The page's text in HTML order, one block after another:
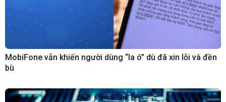
MobiFone vẫn khiến người dùng “la ó” dù đã xin lỗi và đền
bù